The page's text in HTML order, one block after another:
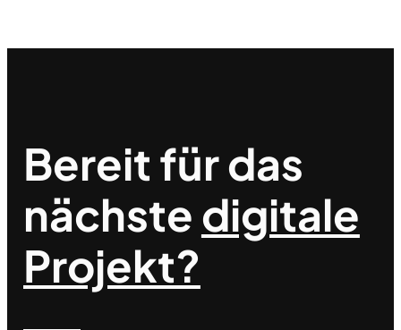
Bereit für das
nächstedigitale
Projekt?